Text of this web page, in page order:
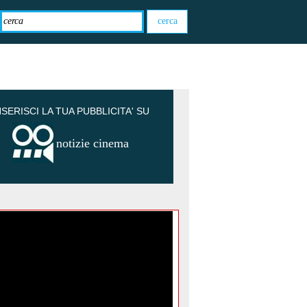
LA TUA PUBBLICITA' SU
notizie cinema